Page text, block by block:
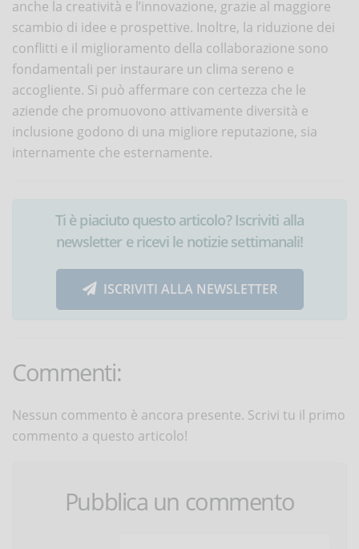
anche la creatività e l’innovazione, grazie al maggiore
scambio di idee e prospettive. Inoltre, la riduzione dei
conflitti e il miglioramento della collaborazione sono
fondamentali per instaurare un clima sereno e
accogliente. Si può affermare con certezza che le
aziende che promuovono attivamente diversità e
inclusione godono di una migliore reputazione, sia
internamente che esternamente.
Ti è piaciuto questo articolo? Iscriviti alla
newsletter e ricevi le notizie settimanali!
ISCRIVITI ALLA NEWSLETTER
Commenti:
Nessun commento è ancora presente. Scrivi tu il primo
commento a questo articolo!
Pubblica un commento